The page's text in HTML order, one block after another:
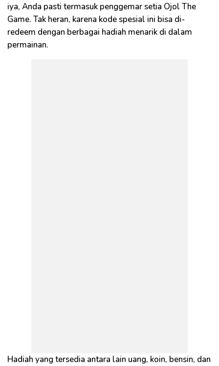
iya, Anda pasti termasuk penggemar setia Ojol The
Game. Tak heran, karena kode spesial ini bisa di-
redeem dengan berbagai hadiah menarik di dalam
permainan.
Hadiah yang tersedia antara lain uang, koin, bensin, dan